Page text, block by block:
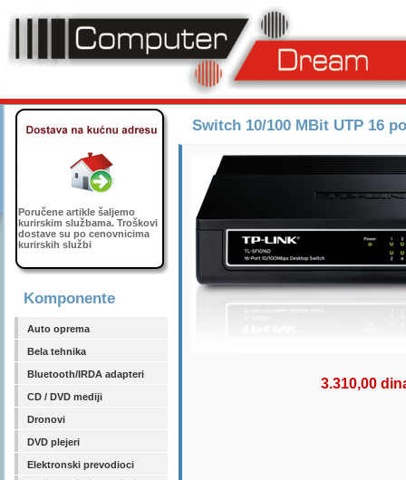
Poručene artikle šaljemo
kurirskim službama. Troškovi
dostave su po cenovnicima
kurirskih službi
Komponente
Auto oprema
Bela tehnika
Bluetooth/IRDA adapteri
CD / DVD mediji
Dronovi
DVD plejeri
Elektronski prevodioci
Switch 10/100 MBit UTP 16
3.310,00